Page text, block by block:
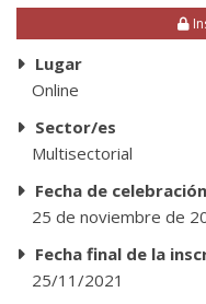
Lugar
Online
Sector/es
Multisectorial
Fecha de celebración
25 de noviembre de
Fecha final de la
25/11/2021